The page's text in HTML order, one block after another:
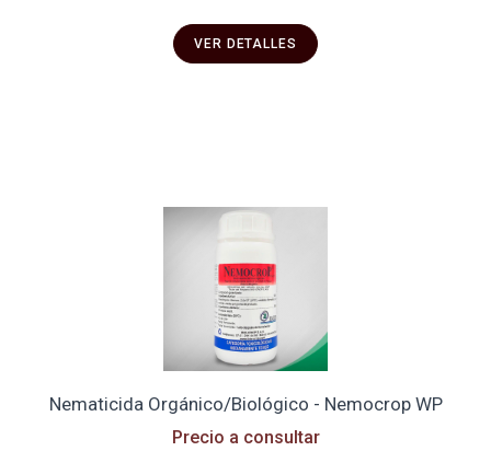
VER DETALLES
Nematicida Orgánico/Biológico - Nemocrop WP
Precio a consultar